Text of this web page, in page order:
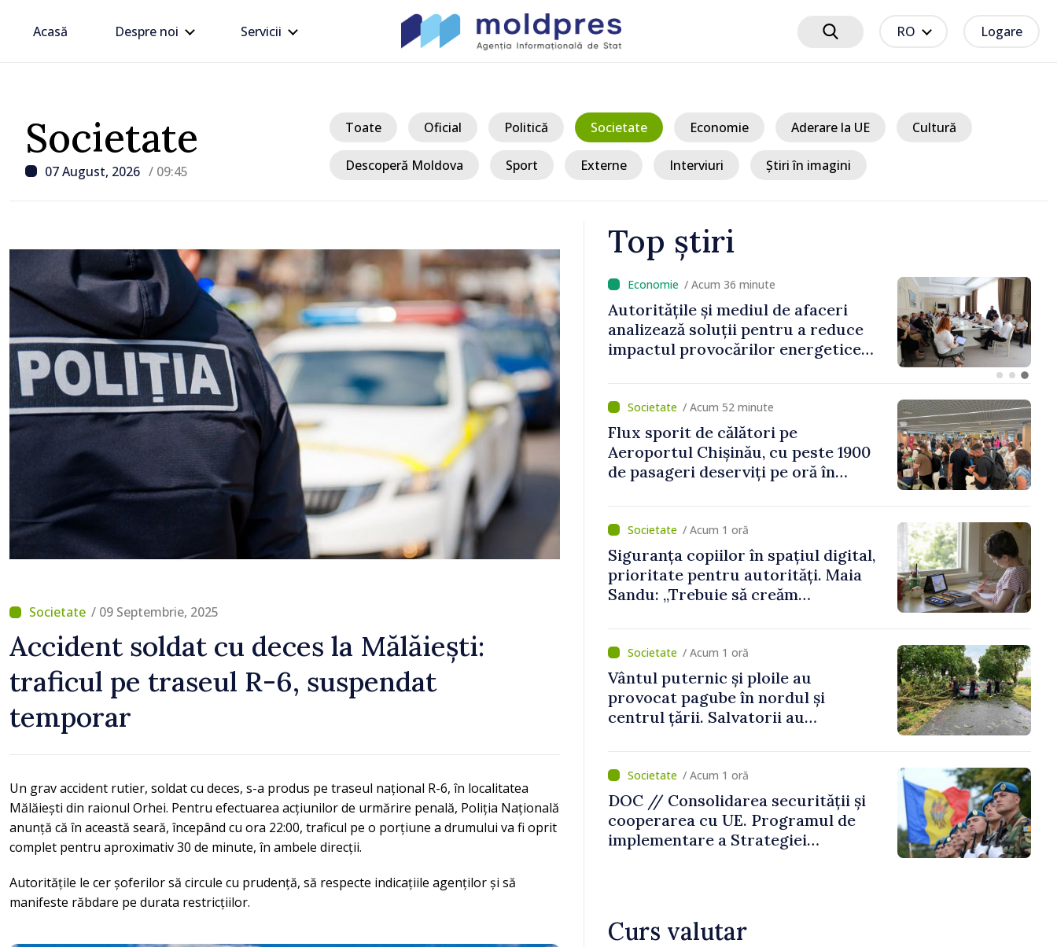
Acasă Despre noi Servicii RO Logare
Societate
07 August, 2026 / 09:45
Toate Oficial Politică Societate Economie Aderare la UE Cultură
Descoperă Moldova Sport Externe Interviuri Știri în imagini
/ 09 Septembrie, 2025
Accident soldat cu deces la Mălăiești:
traficul pe traseul R-6, suspendat
temporar
Un grav accident rutier, soldat cu deces, s-a produs pe traseul național R-6, în localitatea
Mălăiești din raionul Orhei. Pentru efectuarea acțiunilor de urmărire penală, Poliția Națională
anunță că în această seară, începând cu ora 22:00, traficul pe o porțiune a drumului va fi oprit
complet pentru aproximativ 30 de minute, în ambele direcții.
Autoritățile le cer șoferilor să circule cu prudență, să respecte indicațiile agenților și să
manifeste răbdare pe durata restricțiilor.
Top știri
/ Acum 10 minute
Peste 370 de accidente, înregistrate
de la începutul anului în capitală.
Șase persoane și-au pierdut viața
/ Acum 36 minute
Autoritățile și mediul de afaceri
analizează soluții pentru a reduce
impactul provocărilor energetice
/ Acum 52 minute
Flux sporit de călători pe
Aeroportul Chișinău, cu peste 1900
de pasageri deserviți pe oră în
/ Acum 1 oră
Siguranța copiilor în spațiul digital,
prioritate pentru autorități. Maia
Sandu: „Trebuie să creăm
/ Acum 1 oră
Vântul puternic și ploile au
provocat pagube în nordul și
centrul țării. Salvatorii au
/ Acum 1 oră
DOC // Consolidarea securității și
cooperarea cu UE. Programul de
implementare a Strategiei
Curs valutar